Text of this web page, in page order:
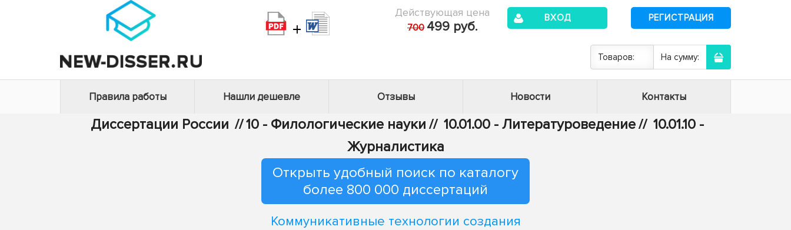
+
Действующая цена
700 499 руб.
ВХОД РЕГИСТРАЦИЯ
Товаров: На сумму:
Правила работы Нашли дешевле Отзывы Новости Контакты
Диссертации России //10 - Филологические науки // 10.01.00 - Литературоведение// 10.01.10 -
Журналистика
Открыть удобный поиск по каталогу
более 800 000 диссертаций
Коммуникативные технологии создания